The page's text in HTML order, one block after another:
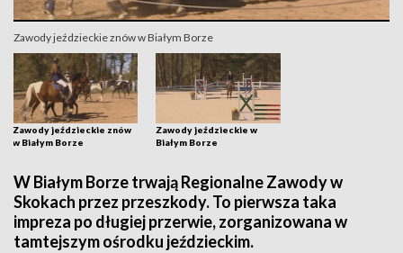
Zawody jeździeckie znów w Białym Borze
Zawody jeździeckie znów
w Białym Borze
Zawody jeździeckie w
Białym Borze
W Białym Borze trwają Regionalne Zawody w
Skokach przez przeszkody. To pierwsza taka
impreza po długiej przerwie, zorganizowana w
tamtejszym ośrodku jeździeckim.